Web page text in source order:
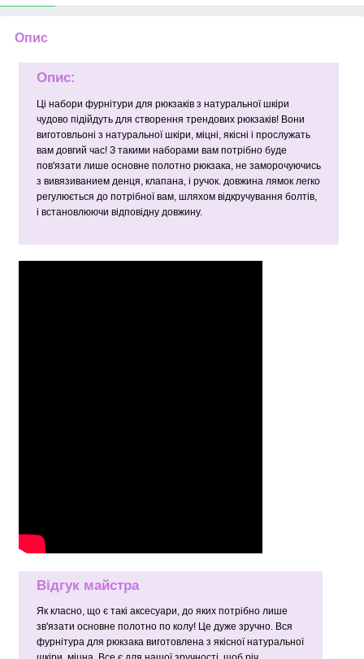
Опис
Опис:
Ці набори фурнітури для рюкзаків з натуральної шкіри
чудово підійдуть для створення трендових рюкзаків! Вони
виготовльоні з натуральної шкіри, міцні, якісні і прослужать
вам довгий час! З такими наборами вам потрібно буде
пов'язати лише основне полотно рюкзака, не заморочуючись
з вивязиванием денця, клапана, і ручок. довжина лямок легко
регулюється до потрібної вам, шляхом відкручування болтів,
і встановлюючи відповідну довжину.
Відгук майстра
Як класно, що є такі аксесуари, до яких потрібно лише
зв'язати основне полотно по колу! Це дуже зручно. Вся
фурнітура для рюкзака виготовлена з якісної натуральної